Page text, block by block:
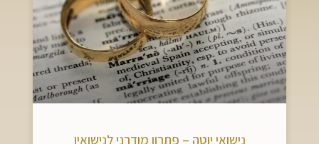
נישואי יוטה – פתרון מודרני לנישואין